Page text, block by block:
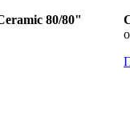
80/80"